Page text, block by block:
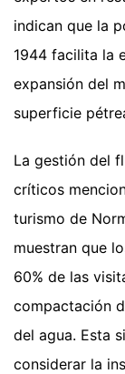
indican que la
1944 facilita la
expansión del
superficie
La gestión del
críticos
turismo de
muestran que
60% de las
compactación
del agua. Esta
considerar la